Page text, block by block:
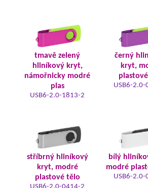
tmavě zelený
hliníkový kryt,
námořnicky modré
plas
USB6-2.0-1813-2
černý
kryt,
USB6-2.0-
stříbrný hliníkový
kryt, modré
plastové tělo
bílý
modré
USB6-2.0-